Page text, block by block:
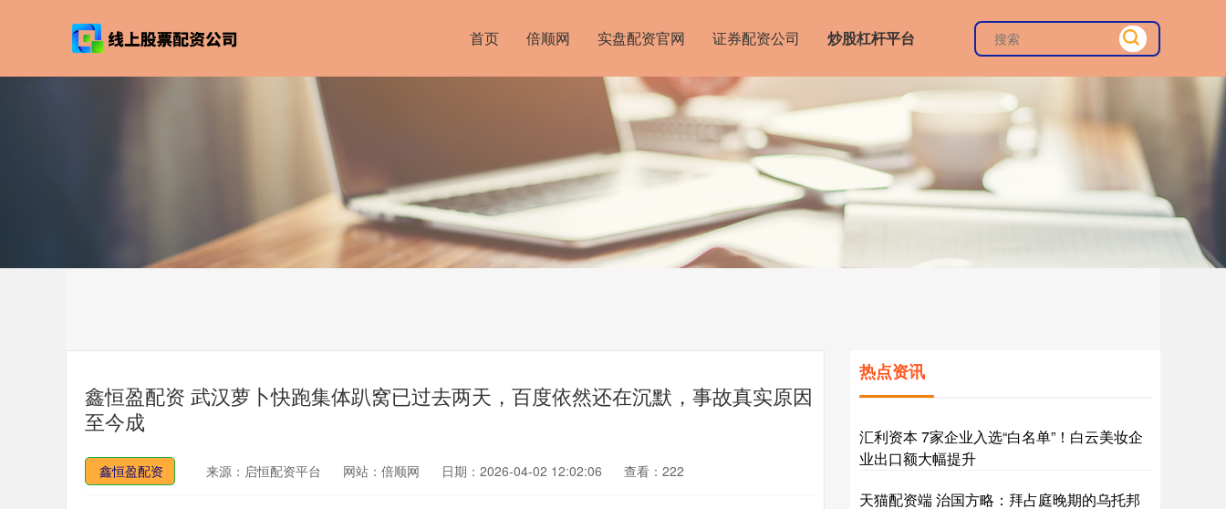
首页 倍顺网 实盘配资官网 证券配资公司 炒股杠杆平台
鑫恒盈配资 武汉萝卜快跑集体趴窝已过去两天，百度依然还在沉默，事故真实原因
至今成
鑫恒盈配资 来源：启恒配资平台 网站：倍顺网 日期：2026-04-02 12:02:06 查看：222
热点资讯
汇利资本 7家企业入选“白名单”！白云美妆企
业出口额大幅提升
天猫配资端 治国方略：拜占庭晚期的乌托邦